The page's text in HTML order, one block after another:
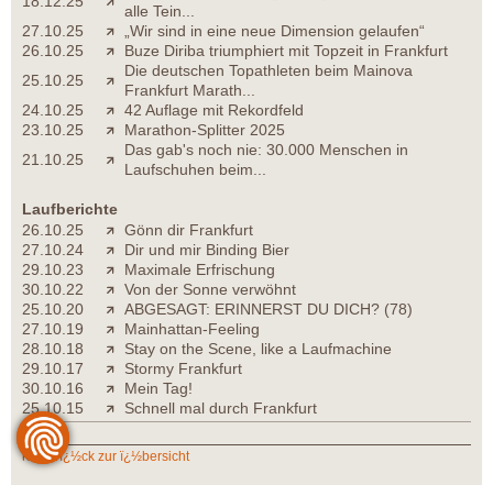
alle Tein...
27.10.25
„Wir sind in eine neue Dimension gelaufen“
26.10.25
Buze Diriba triumphiert mit Topzeit in Frankfurt
25.10.25
Die deutschen Topathleten beim Mainova
Frankfurt Marath...
24.10.25
42 Auflage mit Rekordfeld
23.10.25
Marathon-Splitter 2025
21.10.25
Das gab's noch nie: 30.000 Menschen in
Laufschuhen beim...
Laufberichte
26.10.25
Gönn dir Frankfurt
27.10.24
Dir und mir Binding Bier
29.10.23
Maximale Erfrischung
30.10.22
Von der Sonne verwöhnt
25.10.20
ABGESAGT: ERINNERST DU DICH? (78)
27.10.19
Mainhattan-Feeling
28.10.18
Stay on the Scene, like a Laufmachine
29.10.17
Stormy Frankfurt
30.10.16
Mein Tag!
25.10.15
Schnell mal durch Frankfurt
zurï¿½ck zur ï¿½bersicht